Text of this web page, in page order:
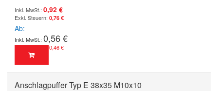
0,92 €
0,76 €
Ab
0,56 €
0,46 €
Anschlagpuffer Typ E 38x35 M10x10